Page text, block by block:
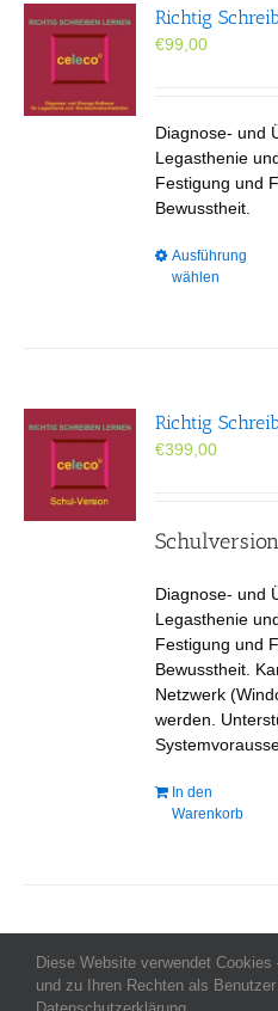
Richtig
€99,00
Diagnose- und
Legasthenie
Festigung und
Bewusstheit.
Ausführung
wählen
Richtig
€399,00
Schulversion
Diagnose- und
Legasthenie
Festigung und
Bewusstheit.
Netzwerk
werden.
In den
Warenkorb
Allgemeine
Kontakt-
Diese Website verwendet
und zu Ihren Rechten als